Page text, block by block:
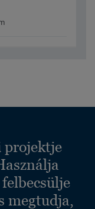
projektje
megtudja,